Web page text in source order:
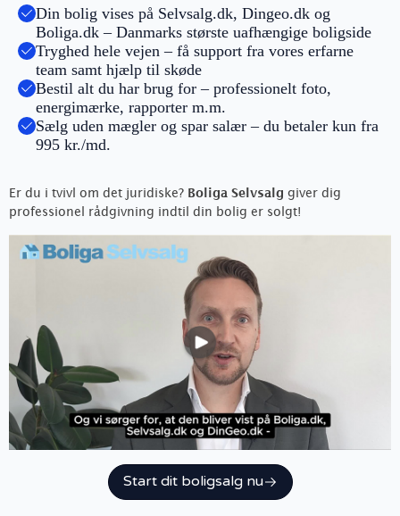
Din bolig vises på Selvsalg.dk, Dingeo.dk og
Boliga.dk – Danmarks største uafhængige boligside
Tryghed hele vejen – få support fra vores erfarne
team samt hjælp til skøde
Bestil alt du har brug for – professionelt foto,
energimærke, rapporter m.m.
Sælg uden mægler og spar salær – du betaler kun fra
995 kr./md.
Er du i tvivl om det juridiske? Boliga Selvsalg giver dig
professionel rådgivning indtil din bolig er solgt!
Start dit boligsalg nu